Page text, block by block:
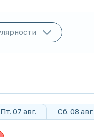
Пт. 07 авг. Сб. 08 авг.